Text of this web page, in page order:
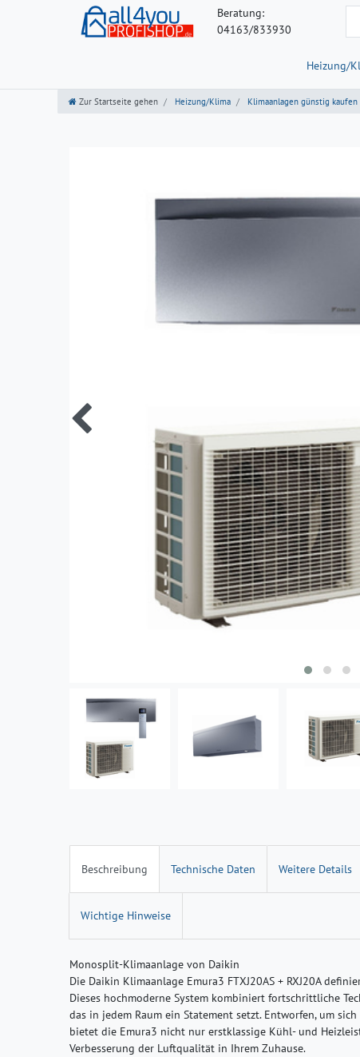
Beratung:
04163/833930
Heizung/
Zur Startseite gehen Heizung/Klima Klimaanlagen günstig kaufen
Beschreibung Technische Daten Weitere Details
Wichtige Hinweise
Monosplit-Klimaanlage von Daikin
Die Daikin Klimaanlage Emura3 FTXJ20AS + RXJ20A
Dieses hochmoderne System kombiniert fortschrittliche
das in jedem Raum ein Statement setzt. Entworfen, um
bietet die Emura3 nicht nur erstklassige Kühl- und
Verbesserung der Luftqualität in Ihrem Zuhause.